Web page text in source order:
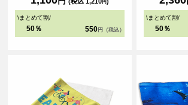
円
\まとめて割/
50％ 550 円（税込）
\まとめて割/
50％